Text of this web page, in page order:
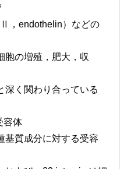
，endothelin）などの
胞の増殖，肥大，収
深く関わり合っている
容体
質成分に対する受容